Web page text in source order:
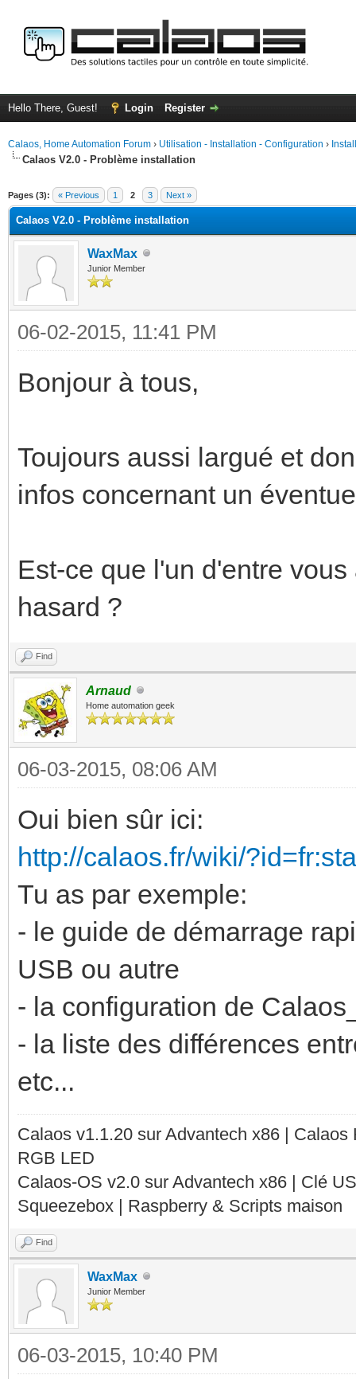
Hello There, Guest! Login Register
Calaos, Home Automation Forum › Utilisation - Installation - Configuration ›
Calaos V2.0 - Problème installation
Pages (3): « Previous 1 2 3 Next »
Calaos V2.0 - Problème installation
WaxMax
Junior Member
06-02-2015, 11:41 PM
Bonjour à tous,
Toujours aussi largué et
infos concernant un
Est-ce que l'un d'entre
hasard ?
Find
Arnaud
Home automation geek
06-03-2015, 08:06 AM
Oui bien sûr ici:
http://calaos.fr/wiki/
Tu as par exemple:
- le guide de démarrage
USB ou autre
- la configuration de
- la liste des différences
etc...
Calaos v1.1.20 sur Advantech x86 |
RGB LED
Calaos-OS v2.0 sur Advantech x86 | Clé
Squeezebox | Raspberry & Scripts maison
Find
WaxMax
Junior Member
06-03-2015, 10:40 PM